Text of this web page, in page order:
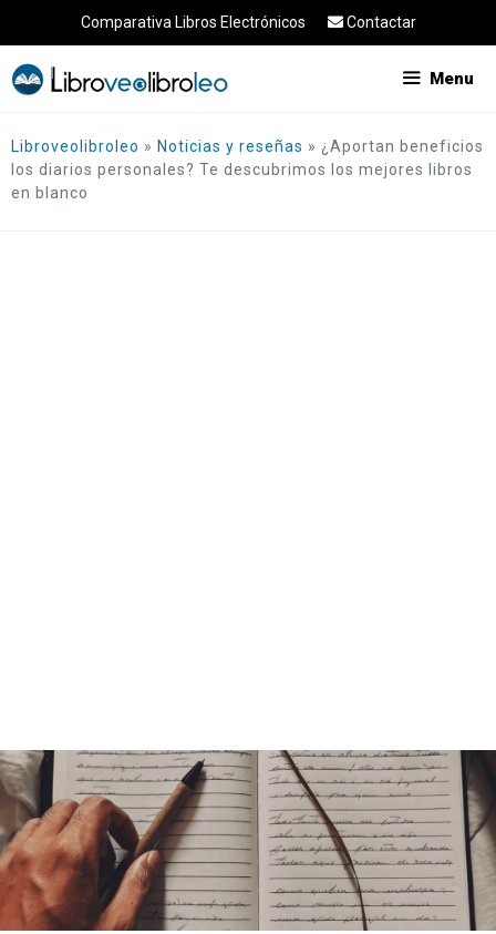
al
contenido
Comparativa Libros Electrónicos Contactar
Menu
Libroveolibroleo » Noticias y reseñas » ¿Aportan beneficios
los diarios personales? Te descubrimos los mejores libros
en blanco